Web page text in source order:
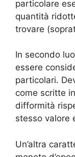
particolare
quantità
trovare
In secondo
essere
particolari.
come scritte
difformità
stesso valore
Un’altra